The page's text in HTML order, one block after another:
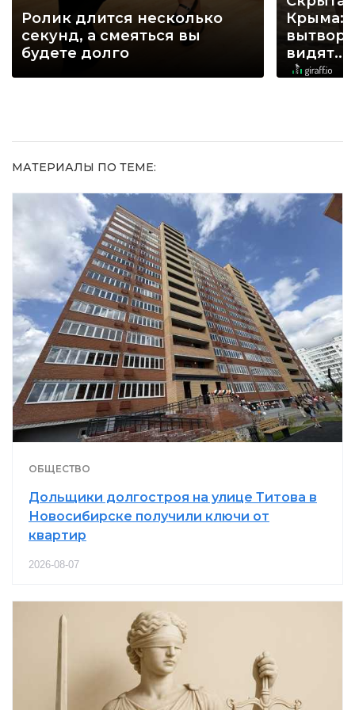
Ролик длится несколько
секунд, а смеяться вы
будете долго
Крыма:
видят...
МАТЕРИАЛЫ ПО ТЕМЕ:
ОБЩЕСТВО
Дольщики долгостроя на улице Титова в
Новосибирске получили ключи от
квартир
2026-08-07